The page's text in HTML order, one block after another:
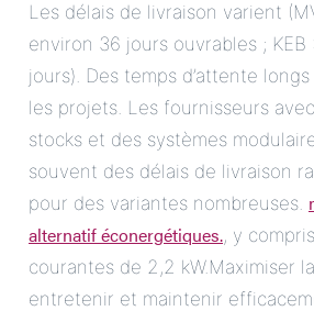
Les délais de livraison varient
environ 36 jours ouvrables ; KEB
jours). Des temps d’attente
les projets. Les fournisseurs
stocks et des systèmes
souvent des délais de livraison
pour des variantes nombreuses.
alternatif éconergétiques., y
courantes de 2,2 kW.Maximiser
entretenir et maintenir